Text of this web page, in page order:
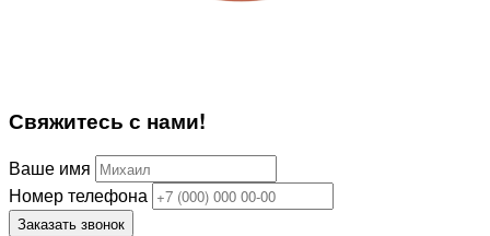
Свяжитесь с нами!
Ваше имя
Номер телефона
Заказать звонок